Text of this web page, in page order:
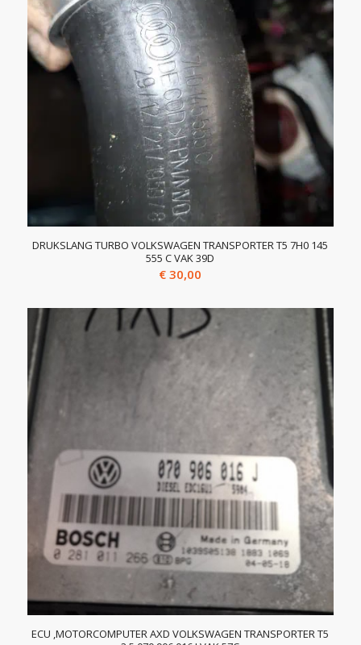
DRUKSLANG TURBO VOLKSWAGEN TRANSPORTER T5 7H0 145
555 C VAK 39D
€ 30,00
ECU ,MOTORCOMPUTER AXD VOLKSWAGEN TRANSPORTER T5